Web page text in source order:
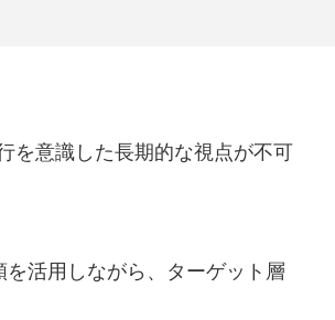
を意識した長期的な視点が不可
活用しながら、ターゲット層